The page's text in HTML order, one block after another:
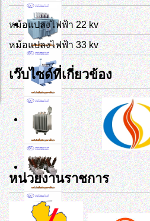
หม้อแปลงไฟฟ้า 22 kv
หม้อแปลงไฟฟ้า 33 kv
เว๊บไซด์ที่เกี่ยวข้อง
หน่วยงานราชการ